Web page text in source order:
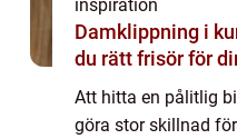
inspiration
Damklippning i
du rätt frisör för
Att hitta en pålitlig
göra stor skillnad